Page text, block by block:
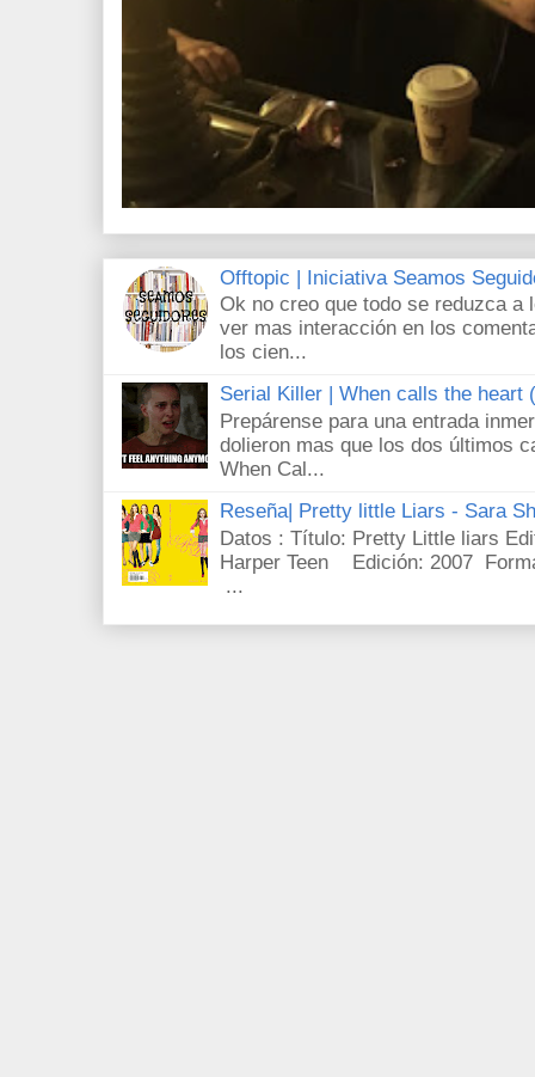
Offtopic | Iniciativa Seamos
Ok no creo que todo se reduzca a
ver mas interacción en los
los cien...
Serial Killer | When calls the heart
Prepárense para una entrada
dolieron mas que los dos últimos
When Cal...
Reseña| Pretty little Liars - Sara
Datos : Título: Pretty Little liars
Harper Teen Edición: 2007
...